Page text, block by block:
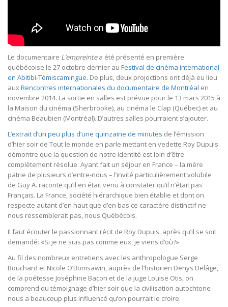
Le documentaire L’empreintea été présenté en première
québécoise le 27 octobre dernier au Festival de cinéma international
en Abitibi-Témiscamingue. De plus, deux projections ont déjà eu lieu
auxRencontres internationales du documentaire de Montréal en
novembre 2014. La sortie en salles est prévue pour le 13 mars 2015 à
la Maison du cinéma (Sherbrooke), au cinéma le Clap (Québec) et au
cinéma Beaubien (Montréal). D’autres salles pourraient s’ajouter.
L’extrait d’un peu plus d’une quinzaine de minutes de l’émission
d’hier soir de Tout le monde en parle mettant en vedette Roy Dupuis
démontre que la question de notre identité est loin d’être
complètement résolue. Ayant fait un séjour en France – la mère
patrie de plusieurs d’entre-nous – l’invité particulièrement volubile
de Guy A. raconte qu’il en était venu à constater qu’il n’était pas
Français. La France, société hiérarchique bien établie et dont on
respecte autant d’en haut que d’en bas ce caractère distinctif ne
nous ressemblerait pas, nous Québécois.
Il faut écouter le passionnant récit de Roy Dupuis, après qu’il se soit
demandé: «Si je ne suis pas comme eux, je viens d’où?»
Au fil des nombreux entretiens avec les anthropologue Serge
Bouchard et Nicole O’Bomsawin, auprès de l’historien Denys Delâge,
de la poétesse Joséphine Bacon et de la juge Louise Otis, on
comprend du témoignage d’hier soir que la civilisation autochtone
nous a beaucoup plus influencé qu’on pourrait le croire.